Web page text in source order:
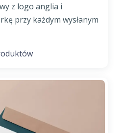
z logo anglia i
przy każdym wysłanym